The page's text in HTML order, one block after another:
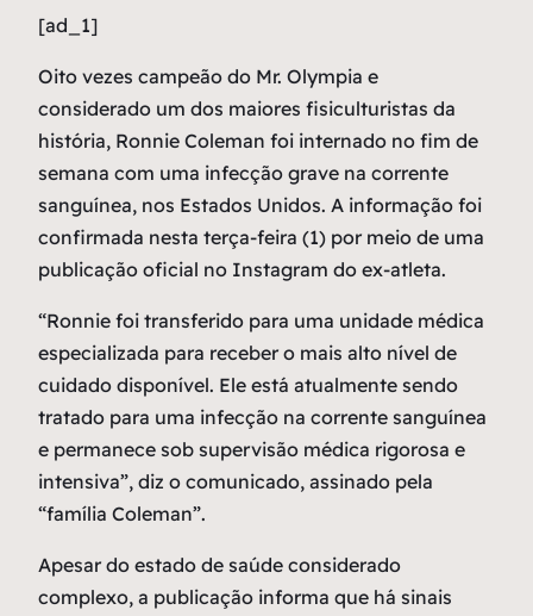
[ad_1]
Oito vezes campeão do Mr. Olympia e
considerado um dos maiores fisiculturistas da
história, Ronnie Coleman foi internado no fim de
semana com uma infecção grave na corrente
sanguínea, nos Estados Unidos. A informação foi
confirmada nesta terça-feira (1) por meio de uma
publicação oficial no Instagram do ex-atleta.
“Ronnie foi transferido para uma unidade médica
especializada para receber o mais alto nível de
cuidado disponível. Ele está atualmente sendo
tratado para uma infecção na corrente sanguínea
e permanece sob supervisão médica rigorosa e
intensiva”, diz o comunicado, assinado pela
“família Coleman”.
Apesar do estado de saúde considerado
complexo, a publicação informa que há sinais